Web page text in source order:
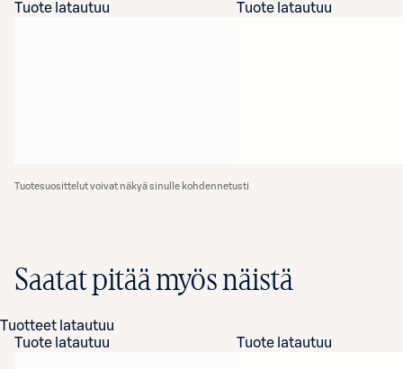
Tuote latautuu
Tuote latautuu
Tuotesuosittelut voivat näkyä sinulle kohdennetusti
Saatat pitää myös näistä
Tuotteet latautuu
Tuote latautuu
Tuote latautuu